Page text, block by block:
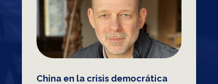
China en la crisis democrática